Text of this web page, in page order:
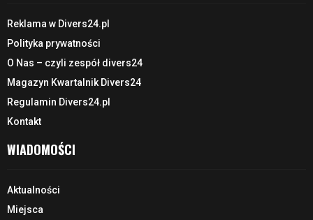
Reklama w Divers24.pl
Polityka prywatności
O Nas – czyli zespół divers24
Magazyn Kwartalnik Divers24
Regulamin Divers24.pl
Kontakt
WIADOMOŚCI
Aktualności
Miejsca